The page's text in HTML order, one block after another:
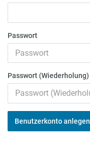
Passwort
Passwort (Wiederholung)
Benutzerkonto anlegen